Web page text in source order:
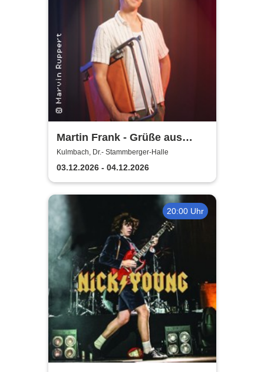
Martin Frank - Grüße aus
Allegro Süd
Kulmbach, Dr.- Stammberger-Halle
03.12.2026 - 04.12.2026
20:00 Uhr